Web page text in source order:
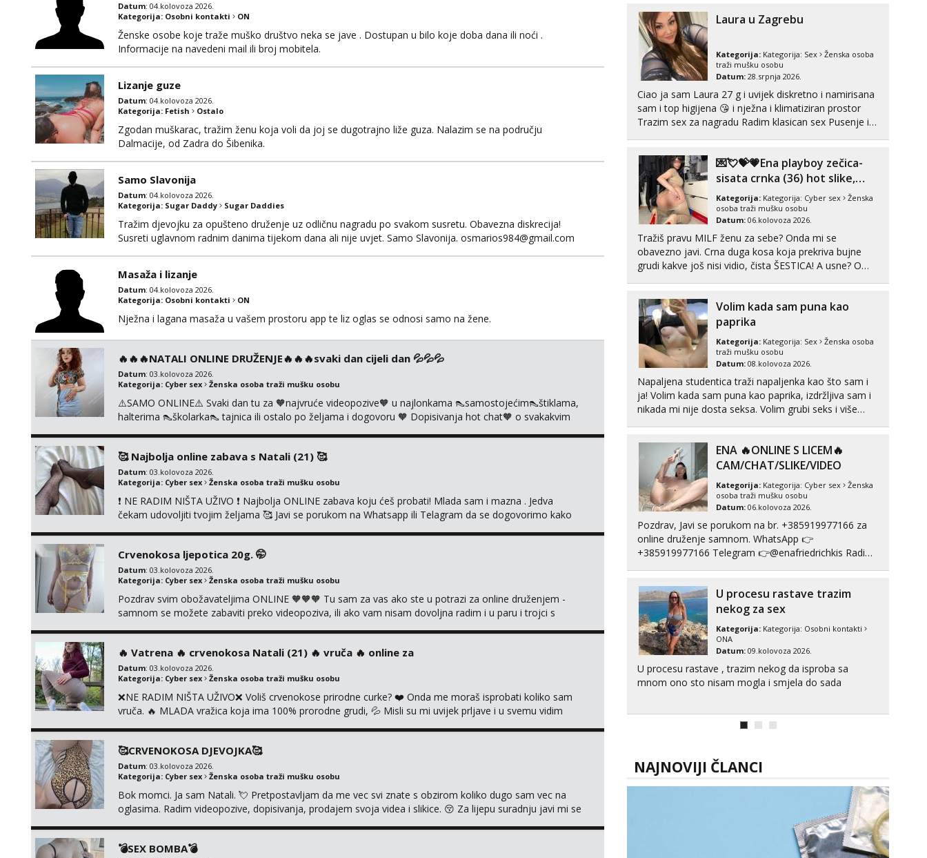
Datum: 04.kolovoza 2026.
Kategorija: Osobni kontakti ON
Ženske osobe koje traže muško društvo neka se jave . Dostupan u bilo koje doba dana ili noći .
Informacije na navedeni mail ili broj mobitela.
Lizanje guze
Datum: 04.kolovoza 2026.
Kategorija: Fetish Ostalo
Zgodan muškarac, tražim ženu koja voli da joj se dugotrajno liže guza. Nalazim se na području
Dalmacije, od Zadra do Šibenika.
Samo Slavonija
Datum: 04.kolovoza 2026.
Kategorija: Sugar Daddy Sugar Daddies
Tražim djevojku za opušteno druženje uz odličnu nagradu po svakom susretu. Obavezna diskrecija!
Susreti uglavnom radnim danima tijekom dana ali nije uvjet. Samo Slavonija. osmarios984@gmail.com
Masaža i lizanje
Datum: 04.kolovoza 2026.
Kategorija: Osobni kontakti ON
Nježna i lagana masaža u vašem prostoru app te liz oglas se odnosi samo na žene.
🔥🔥🔥NATALI ONLINE DRUŽENJE🔥🔥🔥svaki dan cijeli dan 💦💦💦
Datum: 03.kolovoza 2026.
Kategorija: Cyber sex Ženska osoba traži mušku osobu
⚠️SAMO ONLINE⚠️ Svaki dan tu za 🧡najvruće videopozive🧡 u najlonkama 👠samostojećim👠štiklama,
halterima 👠školarka👠 tajnica ili ostalo po željama i dogovoru 🧡 Dopisivanja hot chat🧡 o svakakvim
🥰 Najbolja online zabava s Natali (21) 🥰
Datum: 03.kolovoza 2026.
Kategorija: Cyber sex Ženska osoba traži mušku osobu
❗ NE RADIM NIŠTA UŽIVO ❗ Najbolja ONLINE zabava koju ćeš probati! Mlada sam i mazna . Jedva
čekam udovoljiti tvojim željama 🥰 Javi se porukom na Whatsapp ili Telagram da se dogovorimo kako
Čekam...
Crvenokosa ljepotica 20g. 🤭
Datum: 03.kolovoza 2026.
Kategorija: Cyber sex Ženska osoba traži mušku osobu
Pozdrav svim obožavateljima ONLINE 🧡🧡🧡 Tu sam za vas ako ste u potrazi za online druženjem -
samnom se možete zabaviti preko videopoziva, ili ako vam nisam dovoljna radim i u paru i trojci s
‎️‍🔥 Vatrena ‎️‍🔥 crvenokosa Natali (21) ‎️‍🔥 vruča‎ ️‍🔥 online za
Datum: 03.kolovoza 2026.
Kategorija: Cyber sex Ženska osoba traži mušku osobu
❌NE RADIM NIŠTA UŽIVO❌ Voliš crvenokose prirodne curke? ❤️ Onda me moraš isprobati koliko sam
vruča.‎ ️‍🔥 MLADA vražica koja ima 100% prorodne grudi, 💦 Misli su mi uvijek prljave i u svemu vidim
dovoljna uvije...
🥰CRVENOKOSA DJEVOJKA🥰
Datum: 03.kolovoza 2026.
Kategorija: Cyber sex Ženska osoba traži mušku osobu
Bok momci. Ja sam Natali. 💘 Pretpostavljam da me vec svi znate s obzirom koliko dugo sam vec na
oglasima. Radim videopozive, dopisivanja, prodajem svoja videa i slikice. 😚 Za lijepu suradnju javi mi se
💣SEX BOMBA💣
Liliana
Razgovaram :)
Tel: 064/677-677
- Kod: #69
tel:0,93€ - mob:1,12€ min
Margareta
Razgovaram :)
tel:0,93€ - mob:1,12€ min
Obavijesti me kada se oslobodi
Alisa
Razgovaram :)
tel:0,93€ - mob:1,12€ min
Obavijesti me kada se oslobodi
Tel: 064/677-677- Kod: #74
tel:0,93€ - mob:1,12€ min
Zara
Razgovaram :)
Tel:064/677-677- Kod: #123
tel:0,93€ - mob:1,12€ min
Obavijesti me kada se oslobodi
Čekam tvoj poziv!
Tel: 064/677-677- Kod: #142
tel:0,93€ - mob:1,12€ min
Laura u Zagrebu
Kategorija: Kategorija: Sex
Ženska osoba
traži mušku osobu
Datum: 28.srpnja 2026.
Ciao ja sam Laura 27 g i uvijek diskretno i namirisana
sam i top higijena 😘 i nježna i klimatiziran prostor
Trazim sex za nagradu Radim klasican sex Pusenje i
neljubim se Wha...💌💘💝💗Ena playboy zečica-
sisata crnka (36) hot slike,
videa i c2c💗
Kategorija: Kategorija: Cyber sex
Ženska
osoba traži mušku osobu
Datum: 06.kolovoza 2026.
Tražiš pravu MILF ženu za sebe? Onda mi se
obavezno javi. Crna duga kosa koja prekriva bujne
grudi kakve još nisi vidio, čista ŠESTICA! A usne? O
nisi vidio. Uvijek sam spremna za ONLOINE zabavu...
Volim kada sam puna kao
paprika
Kategorija: Kategorija: Sex
Ženska osoba
traži mušku osobu
Datum: 08.kolovoza 2026.
Napaljena studentica traži napaljenka kao što sam i
ja! Volim kada sam puna kao paprika, izdržljiva sam i
nikada mi nije dosta seksa. Volim grubi seks i više
cekam te!
ENA 🔥ONLINE S LICEM🔥
CAM/CHAT/SLIKE/VIDEO
Kategorija: Kategorija: Cyber sex
Ženska
osoba traži mušku osobu
Datum: 06.kolovoza 2026.
Pozdrav, Javi se porukom na br. +385919977166 za
online druženje samnom. WhatsApp 👉
+385919977166 Telegram 👉@enafriedrichkis Radim
štikle, samostojeće itd. Nudim svakakva videa seksa,
puš...
U procesu rastave trazim
nekog za sex
Kategorija: Kategorija: Osobni kontakti
ONA
Datum: 09.kolovoza 2026.
U procesu rastave , trazim nekog da isproba sa
mnom ono sto nisam mogla i smjela do sada
NAJNOVIJI ČLANCI